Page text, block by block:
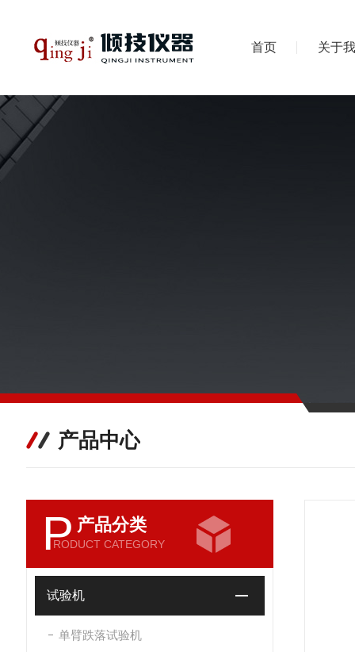
首页 关于
产品中心
P 产品分类
RODUCT CATEGORY
试验机
单臂跌落试验机